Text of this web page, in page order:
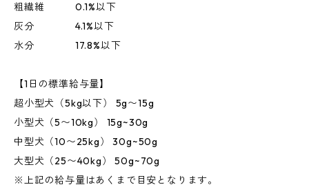
粗繊維 0.1%以下
灰分 4.1%以下
水分 17.8%以下
【1日の標準給与量】
超小型犬（5kg以下） 5g〜15g
小型犬（5〜10kg） 15g~30g
中型犬（10〜25kg） 30g~50g
大型犬（25〜40kg） 50g~70g
※上記の給与量はあくまで目安となります。